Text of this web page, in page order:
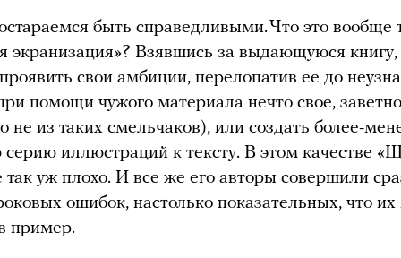
быть справедливыми. Что это вообще
экранизация»? Взявшись за выдающуюся
свои амбиции, перелопатив ее до
помощи чужого материала нечто свое,
не из таких смельчаков), или создать более-
иллюстраций к тексту. В этом качестве
так уж плохо. И все же его авторы совершили
ошибок, настолько показательных, что
пример.